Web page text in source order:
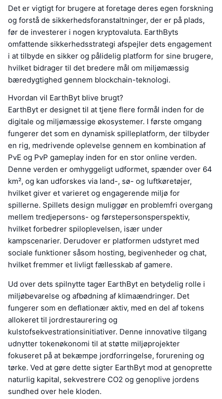
Det er vigtigt for brugere at foretage deres egen forskning
og forstå de sikkerhedsforanstaltninger, der er på plads,
før de investerer i nogen kryptovaluta. EarthByts
omfattende sikkerhedsstrategi afspejler dets engagement
i at tilbyde en sikker og pålidelig platform for sine brugere,
hvilket bidrager til det bredere mål om miljømæssig
bæredygtighed gennem blockchain-teknologi.
Hvordan vil EarthByt blive brugt?
EarthByt er designet til at tjene flere formål inden for de
digitale og miljømæssige økosystemer. I første omgang
fungerer det som en dynamisk spilleplatform, der tilbyder
en rig, medrivende oplevelse gennem en kombination af
PvE og PvP gameplay inden for en stor online verden.
Denne verden er omhyggeligt udformet, spænder over 64
km², og kan udforskes via land-, sø- og luftkøretøjer,
hvilket giver et varieret og engagerende miljø for
spillerne. Spillets design muliggør en problemfri overgang
mellem tredjepersons- og førstepersonsperspektiv,
hvilket forbedrer spiloplevelsen, især under
kampscenarier. Derudover er platformen udstyret med
sociale funktioner såsom hosting, begivenheder og chat,
hvilket fremmer et livligt fællesskab af gamere.
Ud over dets spilnytte tager EarthByt en betydelig rolle i
miljøbevarelse og afbødning af klimaændringer. Det
fungerer som en deflationær aktiv, med en del af tokens
allokeret til jordrestaurering og
kulstofsekvestrationsinitiativer. Denne innovative tilgang
udnytter tokenøkonomi til at støtte miljøprojekter
fokuseret på at bekæmpe jordforringelse, forurening og
tørke. Ved at gøre dette sigter EarthByt mod at genoprette
naturlig kapital, sekvestrere CO2 og genoplive jordens
sundhed over hele kloden.